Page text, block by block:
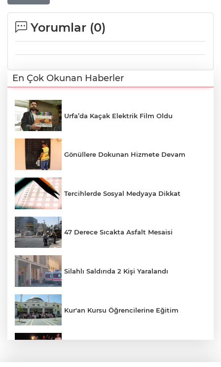
Yorumlar (0)
En Çok Okunan Haberler
Urfa’da Kaçak Elektrik Film Oldu
Gönüllere Dokunan Hizmete Devam
Tercihlerde Sosyal Medyaya Dikkat
47 Derece Sıcakta Asfalt Mesaisi
Silahlı Saldırıda 2 Kişi Yaralandı
Kur'an Kursu Öğrencilerine Eğitim